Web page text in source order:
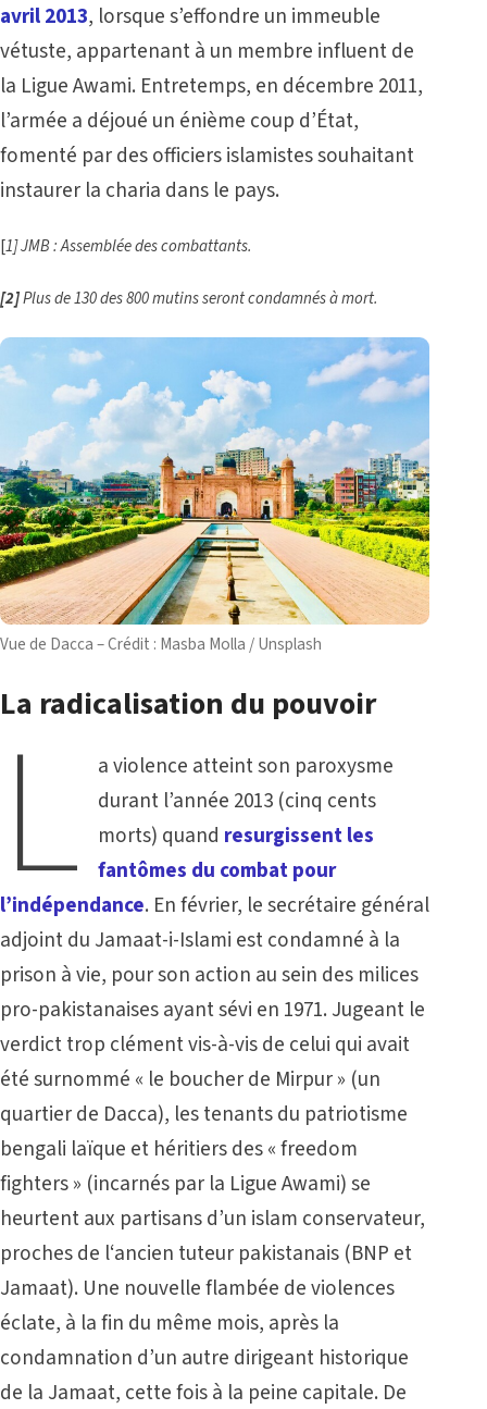
avril 2013, lorsque s’effondre un immeuble
vétuste, appartenant à un membre influent de
la Ligue Awami. Entretemps, en décembre 2011,
l’armée a déjoué un énième coup d’État,
fomenté par des officiers islamistes souhaitant
instaurer la charia dans le pays.
[1]JMB : Assemblée des combattants.
[2]Plus de 130 des 800 mutins seront condamnés à mort.
Vue de Dacca – Crédit : Masba Molla / Unsplash
La radicalisation du pouvoir
L
a violence atteint son paroxysme
durant l’année 2013 (cinq cents
morts) quand resurgissent les
fantômes du combat pour
l’indépendance. En février, le secrétaire général
adjoint du Jamaat-i-Islami est condamné à la
prison à vie, pour son action au sein des milices
pro-pakistanaises ayant sévi en 1971. Jugeant le
verdict trop clément vis-à-vis de celui qui avait
été surnommé « le boucher de Mirpur » (un
quartier de Dacca), les tenants du patriotisme
bengali laïque et héritiers des « freedom
fighters » (incarnés par la Ligue Awami) se
heurtent aux partisans d’un islam conservateur,
proches de l‘ancien tuteur pakistanais (BNP et
Jamaat). Une nouvelle flambée de violences
éclate, à la fin du même mois, après la
condamnation d’un autre dirigeant historique
de la Jamaat, cette fois à la peine capitale. De